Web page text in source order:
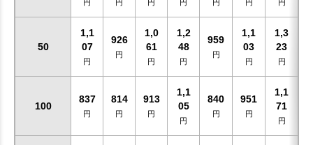
円 円 円 円 円 円 円
50
1,1
07
円
926
円
1,0
61
円
1,2
48
円
959
円
1,1
03
円
1,3
23
円
100
837
円
814
円
913
円
1,1
05
円
840
円
951
円
1,1
71
円